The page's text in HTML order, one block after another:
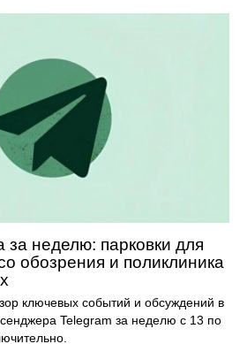
за неделю: парковки для
обозрения и поликлиника
ключевых событий и обсуждений в
Telegram за неделю с 13 по